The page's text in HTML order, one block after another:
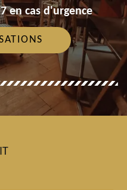
en cas d'urgence